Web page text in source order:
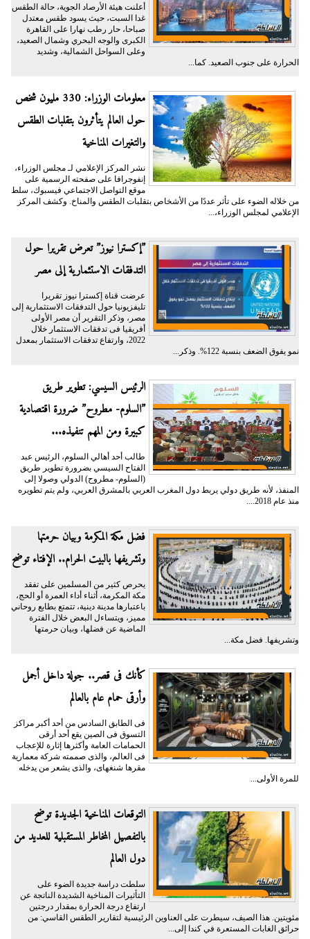
أعلنت هيئة الأرصاد الجوية، حالة الطقس
غدا السبت، حيث يسود طقس معتدل
صباحا، حار رطب نهارا على القاهرة
الكبرى والوجه البحري وشمال الصعيد،
وعلى السواحل الشمالية، وشديد
الحرارة على جنوب الصعيد. كما...
معلومات الوزراء: 330 مليون شخص
حول العالم يتأثرون بتقلبات الطقس
والتغيرات المناخية
نشر المركز الإعلامي لـ مجلس الوزراء،
إنفوجرافا على صفحته الرسمية على
موقع التواصل الاجتماعي فيسبوك، سلط
من خلاله الضوء على تأثر عددًا من الأشخاص بتقلبات الطقس والمناخ. وكشف المركز
الإعلامي لمجلس الوزراء،...
”إكسترا نيوز” تعرض تقريرا حول
التدفقات الاستثمارية إلى مصر
عرضت قناة إكسترا نيوز تقريرا
تليفزيونيا حول التدفقات الاستثمارية إلى
مصر، وذكر التقرير أن مصر الأولى
أفريقيا فى تدفقات الاستثمار خلال
2022، وارتفاع تدفقات الاستثمار بمعدل
نمو يفوق الضعف بنسبة 122%. وذكر...
الرئيس السيسي: تطوير طريق
”السلوم- مطروح” ضرورة اقتصادية
كبيرة ومن المهم تنفيذه...
طالب أحد أهالي السلوم، الرئيس عبد
الفتاح السيسي بضرورة تطوير طريق
(السلوم- مطروح) الدولي وصولا إلى
المنفذ، لأنه طريق دولي يربط دول المغرب العربي بالمشرق العربي، ولم يتم تطويره
منذ عام 2018....
فضل مكة المكرمة وبيان حرمتها
وتشريفها بالبيت الحرام.. الإفتاء توضح
يحرص كثير من المسلمين على تفقد
مكة المكرمة، أثناء أداء العمرة أو الحج،
باعتبارها مدينة دينية، تتمتع بطابع روحاني
مميز، ويتساءل البعض خلال الفترة
الماضية عن فضلها، وبيان حرمتها
وتشريفها. فضل مكة...
كأنك فى قصر.. جولة داخل أجمل
وأرقى حمام عام بالعالم
فى الطابق السادس من أحد أكبر مراكز
التسوق فى الصين يقع أحد أرقى
الحمامات العامة وأكثرها إثارة للإعجاب
فى العالم، والذى صممته شركة معمارية
مقرها شنغهاى، والذى يشعر من يدخله
للمرة الأولى...
التوقعات المناخية الجديدة توضح
بالتفصيل المخاطر المستقبلية للعديد من
دول العالم
سلطت دراسة جديدة الضوء على
التأثيرات المناخية الشديدة الناتجة عن
ارتفاع درجة الحرارة بمقدار درجتين
مئويتين. هذا الصيف، سيطرت على العناوين الرئيسية لتقارير الطقس القاسي: من
حرائق الغابات المستعرة في كندا إلى...